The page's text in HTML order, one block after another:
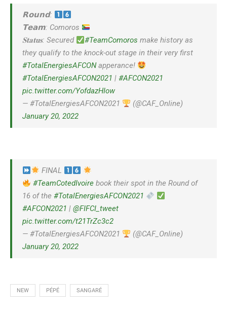
𝗥𝗼𝘂𝗻𝗱:
𝗧𝗲𝗮𝗺: Comoros
𝐒𝐭𝐚𝐭𝐮𝐬: Secured
#TeamComoros make history as
they qualify to the knock-out stage in their very first
#TotalEnergiesAFCONapperance!
#TotalEnergiesAFCON2021 | #AFCON2021
pic.twitter.com/YofdazHIow
— #TotalEnergiesAFCON2021
(@CAF_Online)
January 20, 2022
FINAL
#TeamCotedIvoire book their spot in the Round of
16 of the #TotalEnergiesAFCON2021
#AFCON2021 | @FIFCI_tweet
pic.twitter.com/t21TrZc3c2
— #TotalEnergiesAFCON2021
(@CAF_Online)
January 20, 2022
NEW PÉPÉ SANGARÉ